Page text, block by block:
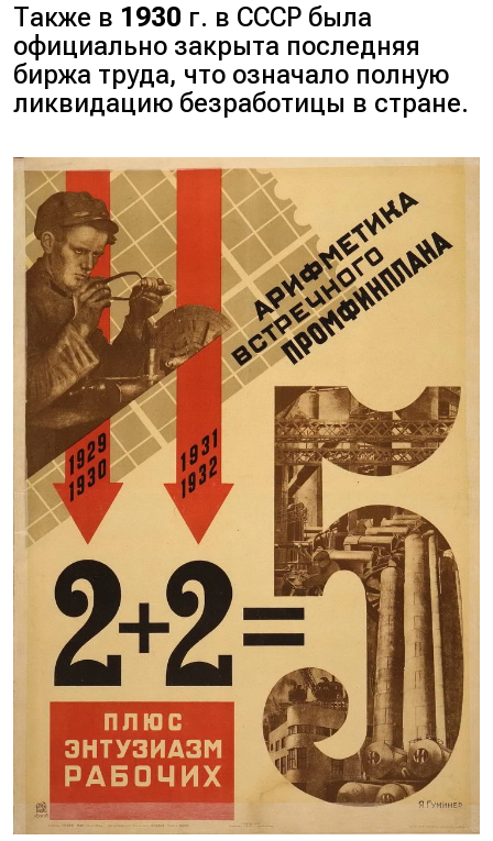
Также в 1930 г. в СССР была
официально закрыта последняя
биржа труда, что означало полную
ликвидацию безработицы в стране.